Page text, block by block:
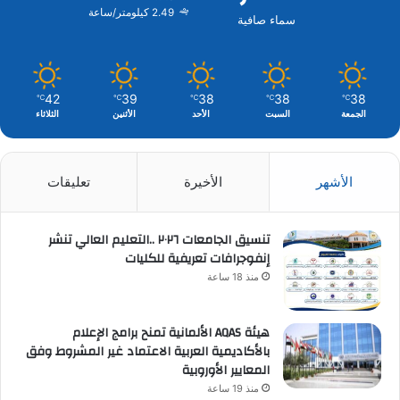
سماء صافية
2.49 كيلومتر/ساعة
38
℃
الجمعة
38
℃
السبت
38
℃
الأحد
39
℃
الأثنين
42
℃
الثلاثاء
الأشهر الأخيرة تعليقات
تنسيق الجامعات ٢٠٢٦ ..التعليم العالي تنشر
إنفوجرافات تعريفية للكليات
منذ 18 ساعة
هيئة AQAS الألمانية تمنح برامج الإعلام
بالأكاديمية العربية الاعتماد غير المشروط وفق
المعايير الأوروبية
منذ 19 ساعة